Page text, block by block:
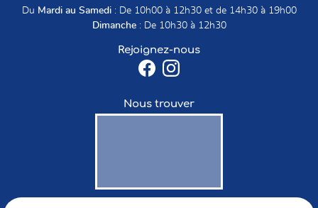
Du Mardi au Samedi: De 10h00 à 12h30 et de 14h30 à 19h00
Dimanche: De 10h30 à 12h30
Rejoignez-nous
Nous trouver